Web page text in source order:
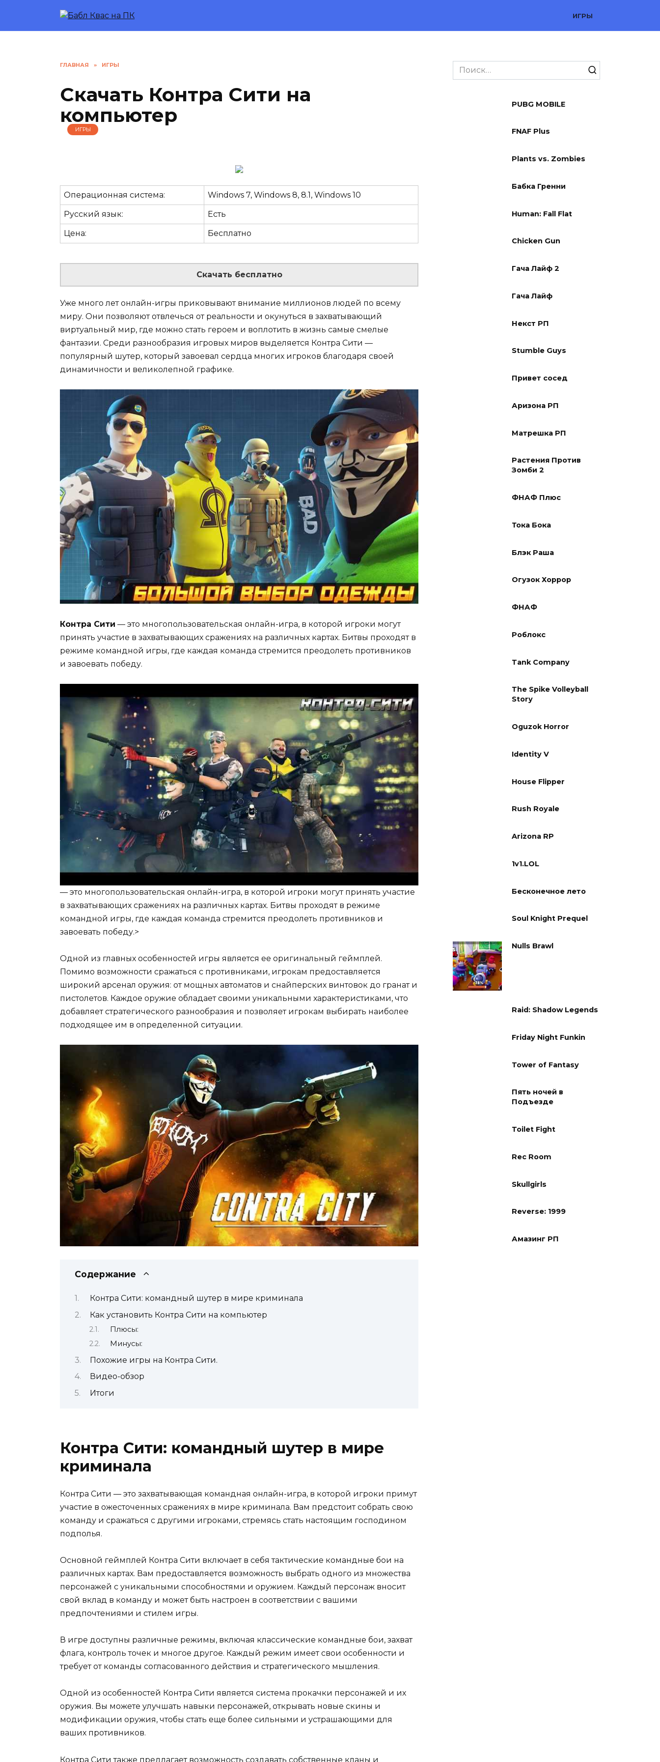
содержанию
ИГРЫ
ГЛАВНАЯ » ИГРЫ
Скачать Контра Сити на
компьютер
ИГРЫ
Операционная система: Windows 7, Windows 8, 8.1, Windows 10
Русский язык: Есть
Цена: Бесплатно
Скачать бесплатно
Уже много лет онлайн-игры приковывают внимание миллионов людей по всему
миру. Они позволяют отвлечься от реальности и окунуться в захватывающий
виртуальный мир, где можно стать героем и воплотить в жизнь самые смелые
фантазии. Среди разнообразия игровых миров выделяется Контра Сити —
популярный шутер, который завоевал сердца многих игроков благодаря своей
динамичности и великолепной графике.
Контра Сити — это многопользовательская онлайн-игра, в которой игроки могут
принять участие в захватывающих сражениях на различных картах. Битвы проходят в
режиме командной игры, где каждая команда стремится преодолеть противников
и завоевать победу.
— это многопользовательская онлайн-игра, в которой игроки могут принять участие
в захватывающих сражениях на различных картах. Битвы проходят в режиме
командной игры, где каждая команда стремится преодолеть противников и
завоевать победу.>
Одной из главных особенностей игры является ее оригинальный геймплей.
Помимо возможности сражаться с противниками, игрокам предоставляется
широкий арсенал оружия: от мощных автоматов и снайперских винтовок до гранат и
пистолетов. Каждое оружие обладает своими уникальными характеристиками, что
добавляет стратегического разнообразия и позволяет игрокам выбирать наиболее
подходящее им в определенной ситуации.
Содержание
Контра Сити: командный шутер в мире криминала
Как установить Контра Сити на компьютер
Плюсы:
Минусы:
Похожие игры на Контра Сити.
Видео-обзор
Итоги
Контра Сити: командный шутер в мире
криминала
Контра Сити — это захватывающая командная онлайн-игра, в которой игроки примут
участие в ожесточенных сражениях в мире криминала. Вам предстоит собрать свою
команду и сражаться с другими игроками, стремясь стать настоящим господином
подполья.
Основной геймплей Контра Сити включает в себя тактические командные бои на
различных картах. Вам предоставляется возможность выбрать одного из множества
персонажей с уникальными способностями и оружием. Каждый персонаж вносит
свой вклад в команду и может быть настроен в соответствии с вашими
предпочтениями и стилем игры.
В игре доступны различные режимы, включая классические командные бои, захват
флага, контроль точек и многое другое. Каждый режим имеет свои особенности и
требует от команды согласованного действия и стратегического мышления.
Одной из особенностей Контра Сити является система прокачки персонажей и их
оружия. Вы можете улучшать навыки персонажей, открывать новые скины и
модификации оружия, чтобы стать еще более сильными и устрашающими для
ваших противников.
Контра Сити также предлагает возможность создавать собственные кланы и
Search
for:
PUBG MOBILE
FNAF Plus
Plants vs. Zombies
Бабка Гренни
Human: Fall Flat
Chicken Gun
Гача Лайф 2
Гача Лайф
Некст РП
Stumble Guys
Привет сосед
Аризона РП
Матрешка РП
Растения Против
Зомби 2
ФНАФ Плюс
Тока Бока
Блэк Раша
Огузок Хоррор
ФНАФ
Роблокс
Tank Company
The Spike Volleyball
Story
Oguzok Horror
Identity V
House Flipper
Rush Royale
Arizona RP
1v1.LOL
Бесконечное лето
Soul Knight Prequel
Nulls Brawl
Raid: Shadow Legends
Friday Night Funkin
Tower of Fantasy
Пять ночей в
Подъезде
Toilet Fight
Rec Room
Skullgirls
Reverse: 1999
Амазинг РП